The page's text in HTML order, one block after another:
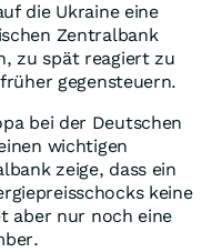
die Ukraine eine
Zentralbank
zu spät reagiert zu
gegensteuern.
bei der Deutschen
wichtigen
zeige, dass ein
keine
aber nur noch eine